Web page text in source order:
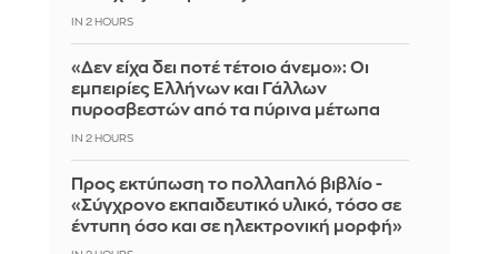
IN 2 HOURS
«Δεν είχα δει ποτέ τέτοιο άνεμο»: Οι
εμπειρίες Ελλήνων και Γάλλων
πυροσβεστών από τα πύρινα μέτωπα
IN 2 HOURS
Προς εκτύπωση το πολλαπλό βιβλίο -
«Σύγχρονο εκπαιδευτικό υλικό, τόσο σε
έντυπη όσο και σε ηλεκτρονική μορφή»